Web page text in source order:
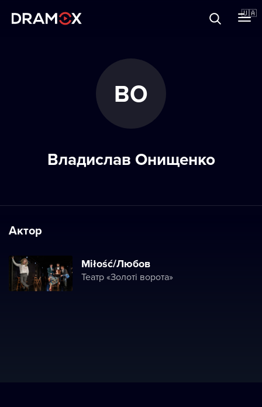
🇺🇦
Зареєструватися
ВО
Владислав Онищенко
Актор
Miłość/Любов
Театр «Золоті ворота»